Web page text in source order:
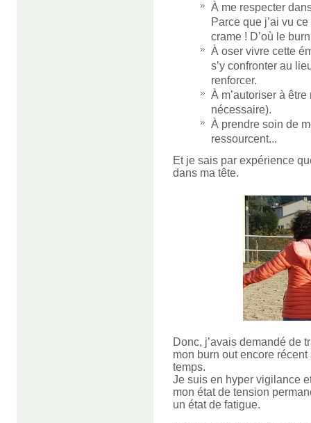
À me respecter
Parce que j’ai vu
crame ! D’où le
À oser vivre cette
s’y confronter au
renforcer.
À m’autoriser à
nécessaire).
À prendre soin de
ressourcent...
Et je sais par expérience
dans ma tête.
Donc, j’avais demandé de
mon burn out encore
temps.
Je suis en hyper vigilance
mon état de tension
un état de fatigue.